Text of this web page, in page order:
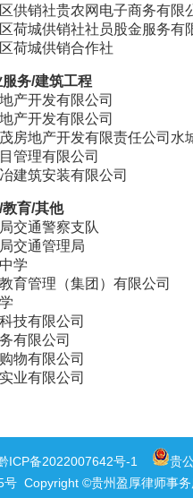
供销社贵农网电子商务有限
荷城供销社社员股金服务有
荷城供销合作社
务/建筑工程
产开发有限公司
产开发有限公司
房地产开发有限责任公司水
管理有限公司
建筑安装有限公司
育/其他
交通警察支队
交通管理局
学
育管理（集团）有限公司
技有限公司
有限公司
物有限公司
业有限公司
ICP备2022007642号-1
贵
号Copyright ©贵州盈厚律师事务